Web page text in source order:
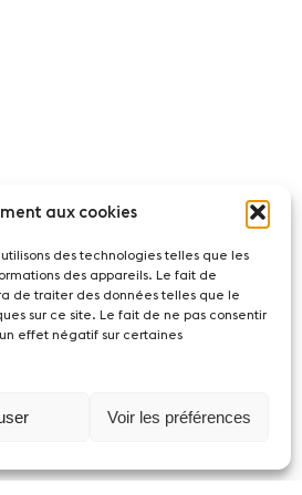
aux cookies
des technologies telles que les
des appareils. Le fait de
de traiter des données telles que le
sur ce site. Le fait de ne pas consentir
effet négatif sur certaines
Voir les préférences